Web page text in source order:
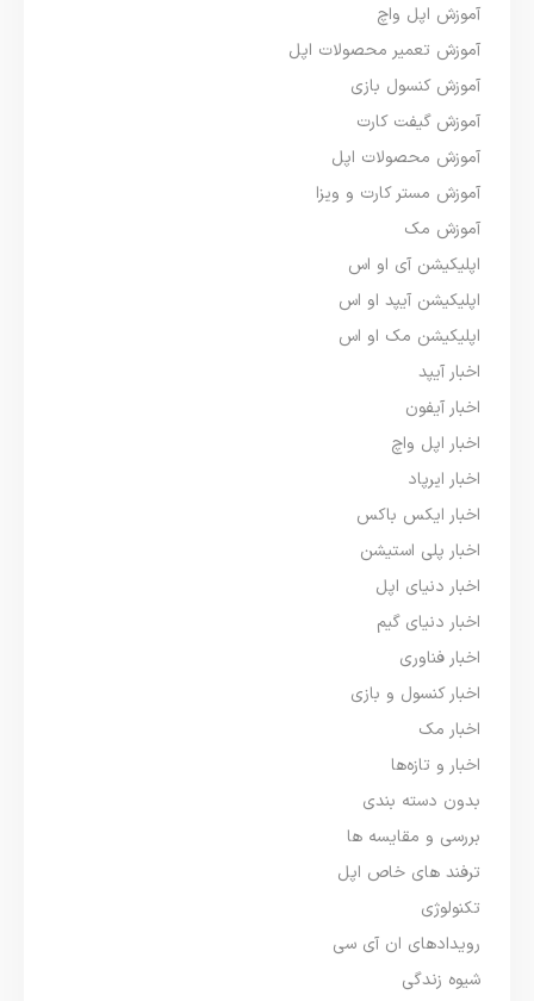
آموزش اپل واچ
آموزش تعمیر محصولات اپل
آموزش کنسول بازی
آموزش گیفت کارت
آموزش محصولات اپل
آموزش مستر کارت و ویزا
آموزش مک
اپلیکیشن آی او اس
اپلیکیشن آیپد او اس
اپلیکیشن مک او اس
اخبار آیپد
اخبار آیفون
اخبار اپل واچ
اخبار ایرپاد
اخبار ایکس باکس
اخبار پلی استیشن
اخبار دنیای اپل
اخبار دنیای گیم
اخبار فناوری
اخبار کنسول و بازی
اخبار مک
اخبار و تازه‌ها
بدون دسته بندی
بررسی و مقایسه ها
ترفند های خاص اپل
تکنولوژی
رویدادهای ان آی سی
شیوه زندگی